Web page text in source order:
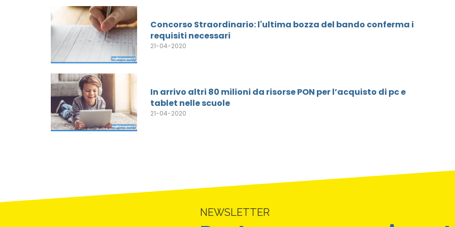
Concorso Straordinario: l'ultima bozza del bando conferma i
requisiti necessari
21-04-2020
In arrivo altri 80 milioni da risorse PON per l’acquisto di pc e
tablet nelle scuole
21-04-2020
NEWSLETTER